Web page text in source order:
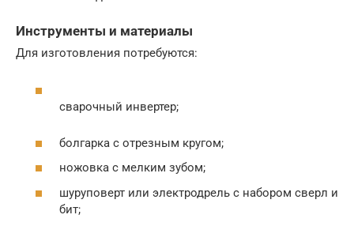
Инструменты и материалы
Для изготовления потребуются:
сварочный инвертер;
болгарка с отрезным кругом;
ножовка с мелким зубом;
шуруповерт или электродрель с набором сверл и
бит;